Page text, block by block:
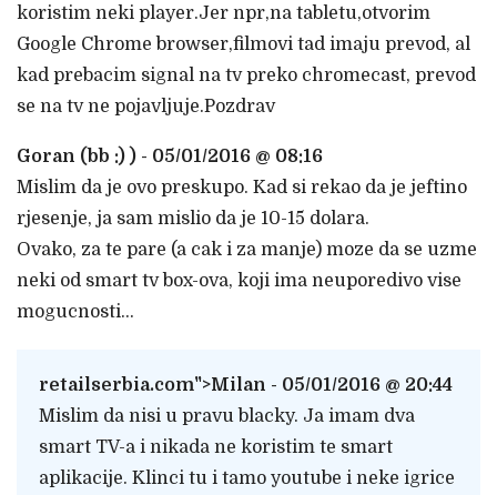
koristim neki player.Jer npr,na tabletu,otvorim
Google Chrome browser,filmovi tad imaju prevod, al
kad prebacim signal na tv preko chromecast, prevod
se na tv ne pojavljuje.Pozdrav
Goran (bb :) ) - 05/01/2016 @ 08:16
Mislim da je ovo preskupo. Kad si rekao da je jeftino
rjesenje, ja sam mislio da je 10-15 dolara.
Ovako, za te pare (a cak i za manje) moze da se uzme
neki od smart tv box-ova, koji ima neuporedivo vise
mogucnosti…
retailserbia.com">Milan - 05/01/2016 @ 20:44
Mislim da nisi u pravu blacky. Ja imam dva
smart TV-a i nikada ne koristim te smart
aplikacije. Klinci tu i tamo youtube i neke igrice